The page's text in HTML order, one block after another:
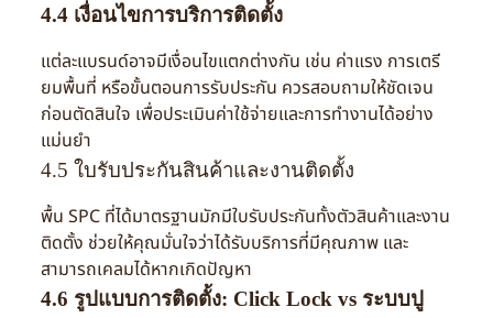
4.4 เงื่อนไขการบริการติดตั้ง
แต่ละแบรนด์อาจมีเงื่อนไขแตกต่างกัน เช่น ค่าแรง การเตรี
ยมพื้นที่ หรือขั้นตอนการรับประกัน ควรสอบถามให้ชัดเจน
ก่อนตัดสินใจ เพื่อประเมินค่าใช้จ่ายและการทำงานได้อย่าง
แม่นยำ
4.5 ใบรับประกันสินค้าและงานติดตั้ง
พื้น SPC ที่ได้มาตรฐานมักมีใบรับประกันทั้งตัวสินค้าและงาน
ติดตั้ง ช่วยให้คุณมั่นใจว่าได้รับบริการที่มีคุณภาพ และ
สามารถเคลมได้หากเกิดปัญหา
4.6 รูปแบบการติดตั้ง: Click Lock vs ระบบปู